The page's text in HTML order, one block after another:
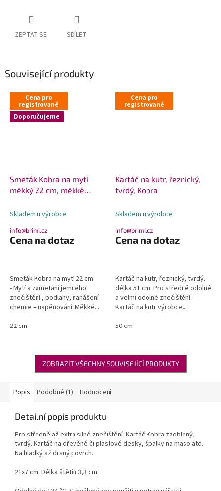
ZEPTAT SE SDÍLET
Související produkty
Cena pro
registrované
Doporučujeme
Smeták Kobra na mytí
měkký 22 cm, měkké
Skladem u výrobce
info@brimi.cz
Cena na dotaz
Smeták Kobra na mytí 22 cm
- Mytí a zametání jemného
znečištění , podlahy, nanášení
chemie – napěnování. Měkké...
22 cm
Cena pro
registrované
Kartáč na kutr, řeznický,
tvrdý, Kobra
Skladem u výrobce
info@brimi.cz
Cena na dotaz
Kartáč na kutr, řeznický, tvrdý.
délka 51 cm. Pro středně odolné
a velmi odolné znečištění.
Kartáč na kutr výrobce...
50 cm
ZOBRAZIT VŠECHNY SOUVISEJÍCÍ PRODUKTY
Popis Podobné (1) Hodnocení
Detailní popis produktu
Pro středně až extra silné znečištění. Kartáč Kobra zaoblený,
tvrdý. Kartáč na dřevěné či plastové desky, špalky na maso atd.
Na hladký až drsný povrch.
21x7 cm. Délka štětin 3,3 cm.